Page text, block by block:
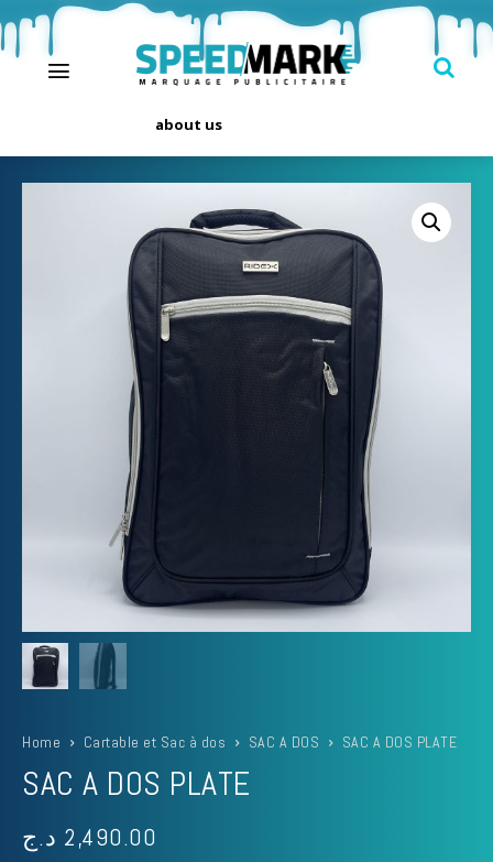
about us
Home Cartable et Sac à dos SAC A DOS SAC A DOS PLATE
SAC A DOS PLATE
2,490.00 د.ج